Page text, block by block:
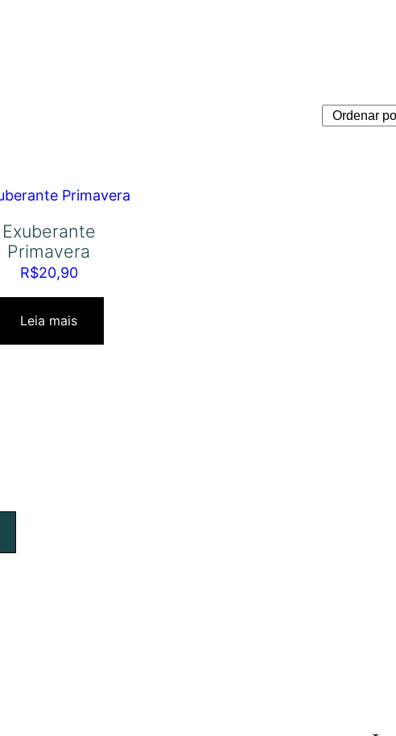
Exuberante
Primavera
R$20,90
Leia mais